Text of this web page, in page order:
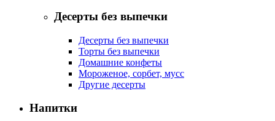
Десерты без выпечки
Десерты без выпечки
Торты без выпечки
Домашние конфеты
Мороженое, сорбет, мусс
Другие десерты
Напитки